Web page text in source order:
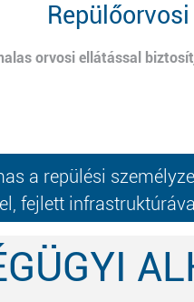
orvosi ellátással
a repülési
fejlett